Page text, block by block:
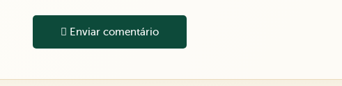
Enviar comentário